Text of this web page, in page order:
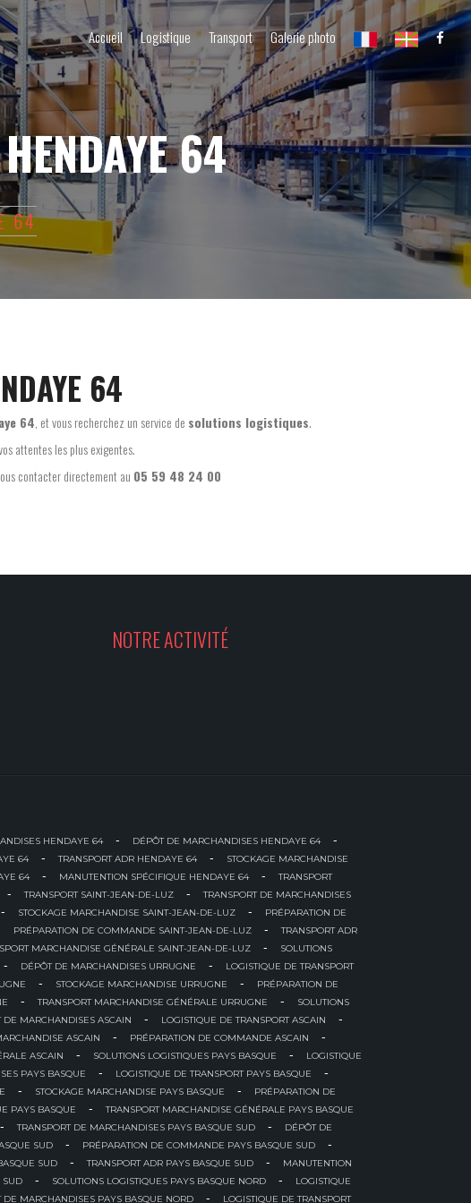
Accueil Logistique Transport Galerie photo
64
64
64
64 , et vous recherchez un service de solutions logistiques.
attentes les plus exigentes.
contacter directement au 05 59 48 24 00
NOTRE ACTIVITÉ
HENDAYE 64 - DÉPÔT DE MARCHANDISES HENDAYE 64 -
64 - TRANSPORT ADR HENDAYE 64 -
STOCKAGE MARCHANDISE
64 - MANUTENTION SPÉCIFIQUE HENDAYE 64 -
TRANSPORT
- TRANSPORT SAINT-JEAN-DE-LUZ -
TRANSPORT DE MARCHANDISES
- STOCKAGE MARCHANDISE SAINT-JEAN-DE-LUZ -
PRÉPARATION DE
PRÉPARATION DE COMMANDE SAINT-JEAN-DE-LUZ -
TRANSPORT ADR
MARCHANDISE GÉNÉRALE SAINT-JEAN-DE-LUZ -
SOLUTIONS
- DÉPÔT DE MARCHANDISES URRUGNE -
LOGISTIQUE DE TRANSPORT
- STOCKAGE MARCHANDISE URRUGNE -
PRÉPARATION DE
- TRANSPORT MARCHANDISE GÉNÉRALE URRUGNE -
SOLUTIONS
DE MARCHANDISES ASCAIN - LOGISTIQUE DE TRANSPORT ASCAIN -
ASCAIN - PRÉPARATION DE COMMANDE ASCAIN -
ASCAIN - SOLUTIONS LOGISTIQUES PAYS BASQUE -
LOGISTIQUE
PAYS BASQUE - LOGISTIQUE DE TRANSPORT PAYS BASQUE -
- STOCKAGE MARCHANDISE PAYS BASQUE -
PRÉPARATION DE
PAYS BASQUE - TRANSPORT MARCHANDISE GÉNÉRALE PAYS BASQUE
- TRANSPORT DE MARCHANDISES PAYS BASQUE SUD -
DÉPÔT DE
SUD - PRÉPARATION DE COMMANDE PAYS BASQUE SUD -
SUD - TRANSPORT ADR PAYS BASQUE SUD -
MANUTENTION
SUD - SOLUTIONS LOGISTIQUES PAYS BASQUE NORD -
LOGISTIQUE
DE MARCHANDISES PAYS BASQUE NORD - LOGISTIQUE DE TRANSPORT